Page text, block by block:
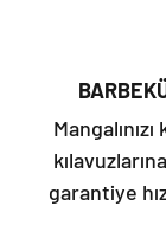
garantiye